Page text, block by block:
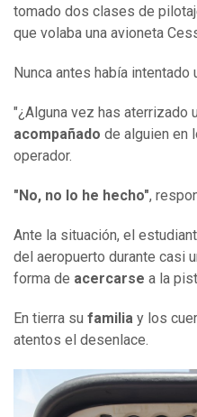
tomado dos clases de
que volaba una avioneta
Nunca antes había intentado
"¿Alguna vez has aterrizado
acompañado de alguien en
operador.
"No, no lo he hecho",
Ante la situación, el
del aeropuerto durante casi
forma de acercarse a la
En tierra su familia y los
atentos el desenlace.